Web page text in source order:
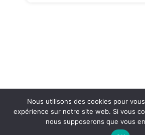
Nous utilisons des cookies pour
expérience sur notre site web. Si vous
nous supposerons que vous